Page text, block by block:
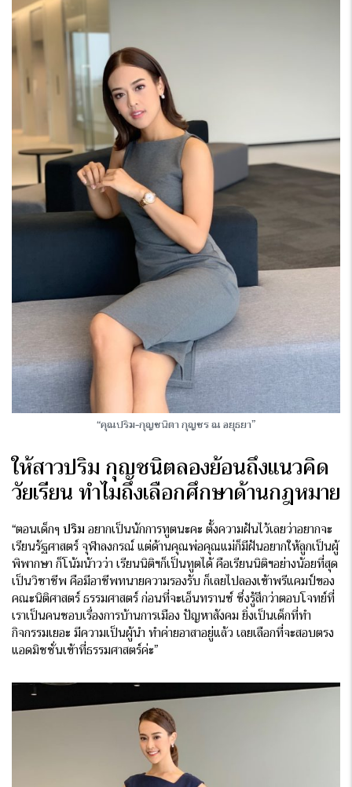
“คุณปริม-กุญชนิตา กุญชร ณ อยุธยา”
ให้สาวปริม กุญชนิตลองย้อนถึงแนวคิด
วัยเรียน ทำไมถึงเลือกศึกษาด้านกฎหมาย
“ตอนเด็กๆ ปริม อยากเป็นนักการทูตนะคะ ตั้งความฝันไว้เลยว่าอยากจะ
เรียนรัฐศาสตร์ จุฬาลงกรณ์ แต่ด้านคุณพ่อคุณแม่ก็มีฝันอยากให้ลูกเป็นผู้
พิพากษา ก็โน้มน้าวว่า เรียนนิติฯก็เป็นทูตได้ คือเรียนนิติฯอย่างน้อยที่สุด
เป็นวิชาชีพ คือมีอาชีพทนายความรองรับ ก็เลยไปลองเข้าพรีแคมป์ของ
คณะนิติศาสตร์ ธรรมศาสตร์ ก่อนที่จะเอ็นทรานซ์ ซึ่งรู้สึกว่าตอบโจทย์ที่
เราเป็นคนชอบเรื่องการบ้านการเมือง ปัญหาสังคม ยิ่งเป็นเด็กที่ทำ
กิจกรรมเยอะ มีความเป็นผู้นำ ทำค่ายอาสาอยู่แล้ว เลยเลือกที่จะสอบตรง
แอดมิชชั่นเข้าที่ธรรมศาสตร์ค่ะ”